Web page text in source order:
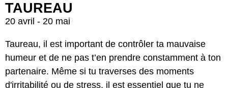
TAUREAU
20 avril - 20 mai
Taureau, il est important de contrôler ta mauvaise
humeur et de ne pas t’en prendre constamment à ton
partenaire. Même si tu traverses des moments
d'irritabilité ou de stress, il est essentiel que tu ne